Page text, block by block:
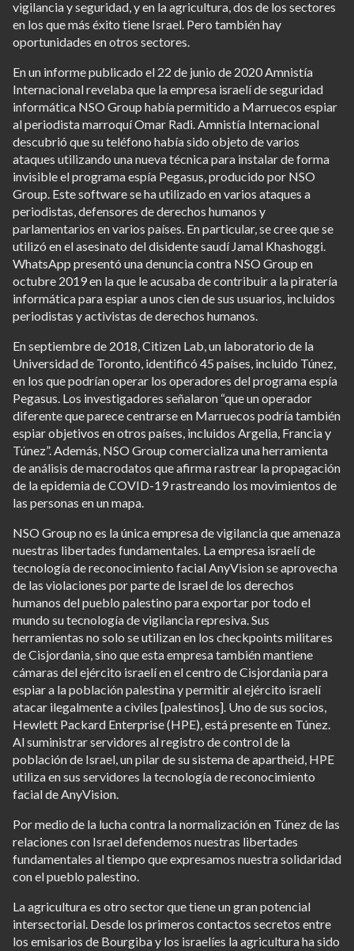
vigilancia y seguridad, y en la agricultura, dos de los sectores
en los que más éxito tiene Israel. Pero también hay
oportunidades en otros sectores.
En un informe publicado el 22 de junio de 2020 Amnistía
Internacional revelaba que la empresa israelí de seguridad
informática NSO Group había permitido a Marruecos espiar
al periodista marroquí Omar Radi. Amnistía Internacional
descubrió que su teléfono había sido objeto de varios
ataques utilizando una nueva técnica para instalar de forma
invisible el programa espía Pegasus, producido por NSO
Group. Este software se ha utilizado en varios ataques a
periodistas, defensores de derechos humanos y
parlamentarios en varios países. En particular, se cree que se
utilizó en el asesinato del disidente saudí Jamal Khashoggi.
WhatsApp presentó una denuncia contra NSO Group en
octubre 2019 en la que le acusaba de contribuir a la piratería
informática para espiar a unos cien de sus usuarios, incluidos
periodistas y activistas de derechos humanos.
En septiembre de 2018, Citizen Lab, un laboratorio de la
Universidad de Toronto, identificó 45 países, incluido Túnez,
en los que podrían operar los operadores del programa espía
Pegasus. Los investigadores señalaron “que un operador
diferente que parece centrarse en Marruecos podría también
espiar objetivos en otros países, incluidos Argelia, Francia y
Túnez”. Además, NSO Group comercializa una herramienta
de análisis de macrodatos que afirma rastrear la propagación
de la epidemia de COVID-19 rastreando los movimientos de
las personas en un mapa.
NSO Group no es la única empresa de vigilancia que amenaza
nuestras libertades fundamentales. La empresa israelí de
tecnología de reconocimiento facial AnyVision se aprovecha
de las violaciones por parte de Israel de los derechos
humanos del pueblo palestino para exportar por todo el
mundo su tecnología de vigilancia represiva. Sus
herramientas no solo se utilizan en los checkpoints militares
de Cisjordania, sino que esta empresa también mantiene
cámaras del ejército israelí en el centro de Cisjordania para
espiar a la población palestina y permitir al ejército israelí
atacar ilegalmente a civiles [palestinos]. Uno de sus socios,
Hewlett Packard Enterprise (HPE), está presente en Túnez.
Al suministrar servidores al registro de control de la
población de Israel, un pilar de su sistema de apartheid, HPE
utiliza en sus servidores la tecnología de reconocimiento
facial de AnyVision.
Por medio de la lucha contra la normalización en Túnez de las
relaciones con Israel defendemos nuestras libertades
fundamentales al tiempo que expresamos nuestra solidaridad
con el pueblo palestino.
La agricultura es otro sector que tiene un gran potencial
intersectorial. Desde los primeros contactos secretos entre
los emisarios de Bourgiba y los israelíes la agricultura ha sido